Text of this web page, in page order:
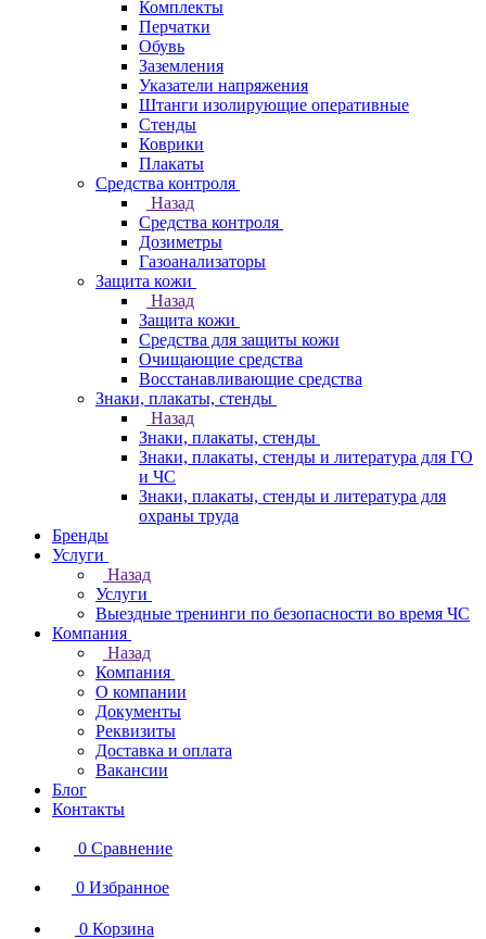
Комплекты
Перчатки
Обувь
Заземления
Указатели напряжения
Штанги изолирующие оперативные
Стенды
Коврики
Плакаты
Средства контроля
Назад
Средства контроля
Дозиметры
Газоанализаторы
Защита кожи
Назад
Защита кожи
Средства для защиты кожи
Очищающие средства
Восстанавливающие средства
Знаки, плакаты, стенды
Назад
Знаки, плакаты, стенды
Знаки, плакаты, стенды и литература для ГО
и ЧС
Знаки, плакаты, стенды и литература для
охраны труда
Бренды
Услуги
Назад
Услуги
Выездные тренинги по безопасности во время ЧС
Компания
Назад
Компания
О компании
Документы
Реквизиты
Доставка и оплата
Вакансии
Блог
Контакты
0 Сравнение
0 Избранное
0 Корзина